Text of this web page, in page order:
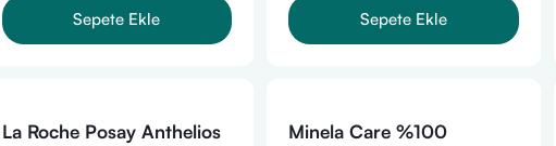
Sepete Ekle Sepete Ekle
La Roche Posay Anthelios
Minela Care %100